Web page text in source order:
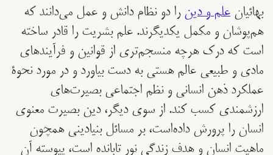
بهائیانعلم و دینرا دو نظام دانش و عمل می‌دانند که
هم‌پوشان و مکمل یکدیگرند. علم بشریت را قادر ساخته
است که درک هرچه منسجم‌تری از قوانین و فرآیندهای
مادی و طبیعی عالم هستی به دست بیاورد و در مورد نحوۀ
عملکرد ذهن انسانی و نظم اجتماعی بصیرت‌های
ارزشمندی کسب کند. از سوی دیگر، دین بصیرت معنوی
انسان را پرورش داده‌است، بر مسائل بنیادینی همچون
ماهیت انسان و هدف زندگی نور تابانده است، پیوسته آن